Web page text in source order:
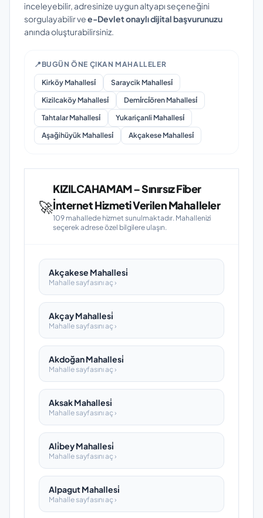
inceleyebilir, adresinize uygun altyapı seçeneğini
sorgulayabilir vee-Devlet onaylı dijital başvurunuzu
anında oluşturabilirsiniz.
📍 BUGÜN ÖNE ÇIKAN MAHALLELER
Kirköy Mahallesi̇
Saraycik Mahallesi̇
Kizilcaköy Mahallesi̇
Demi̇rci̇ören Mahallesi̇
Tahtalar Mahallesi̇
Yukariçanli Mahallesi̇
Aşağihüyük Mahallesi̇
Akçakese Mahallesi̇
🚀
KIZILCAHAMAM – Sınırsız Fiber
İnternet Hizmeti Verilen Mahalleler
109 mahallede hizmet sunulmaktadır. Mahallenizi
seçerek adrese özel bilgilere ulaşın.
Akçakese Mahallesi̇
Mahalle sayfasını aç ›
Akçay Mahallesi̇
Mahalle sayfasını aç ›
Akdoğan Mahallesi̇
Mahalle sayfasını aç ›
Aksak Mahallesi̇
Mahalle sayfasını aç ›
Ali̇bey Mahallesi̇
Mahalle sayfasını aç ›
Alpagut Mahallesi̇
Mahalle sayfasını aç ›